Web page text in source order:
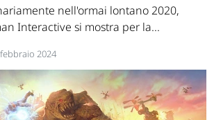
nell'ormai lontano 2020,
Interactive si mostra per la...
2024